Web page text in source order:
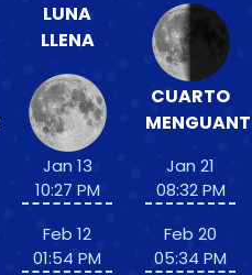
LUNA
LLENA
Jan 13
10:27 PM
Feb 12
01:54 PM
CUARTO
Jan 21
08:32 PM
Feb 20
05:34 PM